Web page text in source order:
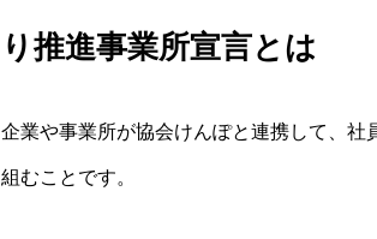
推進事業所宣言とは
業や事業所が協会けんぽと連携して、社
むことです。